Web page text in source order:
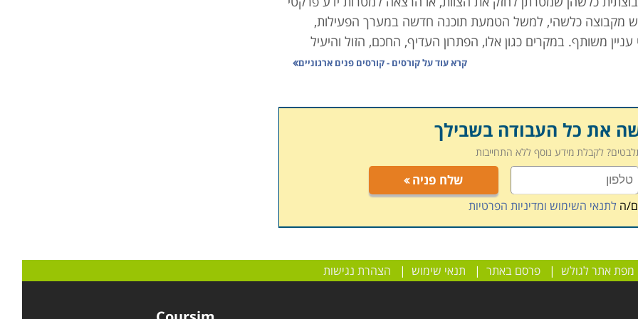
מקבוצה כלשהי, למשל הטמעת תוכנה חדשה במערך הפעילות,
משותף. במקרים כגון אלו, הפתרון העדיף, החכם, הזול והיעיל
חסכוני יותר. לדוגמה: במערך פעילות גדול לא יהיה נכון לשלוח את
אלא להעביר נקודתית סדנה לאותה קבוצה, אשר גם תעלה פחות, וגם
עם דגש על החלקים המצריכים שיפור.
יותר מאשר לימוד אינדיבידואלי של כל משתתף, פשוט משום שהוא
קרא עוד עלקורסים - קורסים פנים ארגוניים
את כל העבודה בשבילך
לקבלת מידע נוסף ללא התחייבות
שלח פניה
הלתנאי השימוש ומדיניות הפרטיות
מפת אתר לגולש |פרסם באתר | תנאי שימוש | הצהרת נגישות